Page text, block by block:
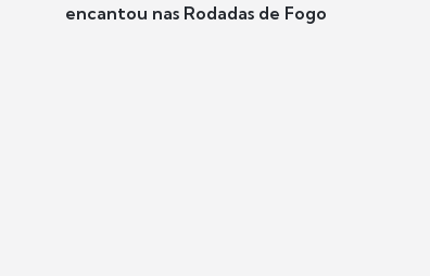
encantou nas Rodadas de Fogo